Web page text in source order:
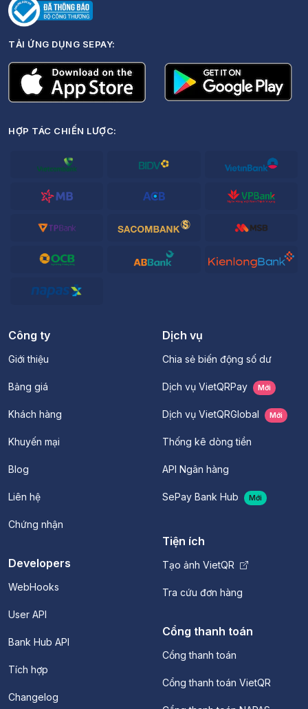
TẢI ỨNG DỤNG SEPAY:
HỢP TÁC CHIẾN LƯỢC:
Công ty
Giới thiệu
Bảng giá
Khách hàng
Khuyến mại
Blog
Liên hệ
Chứng nhận
Developers
WebHooks
User API
Bank Hub API
Tích hợp
Changelog
Dịch vụ
Chia sẻ biến động số dư
Dịch vụ VietQRPay Mới
Dịch vụ VietQRGlobal Mới
Thống kê dòng tiền
API Ngân hàng
SePay Bank Hub Mới
Tiện ích
Tạo ảnh VietQR
Tra cứu đơn hàng
Cổng thanh toán
Cổng thanh toán
Cổng thanh toán VietQR